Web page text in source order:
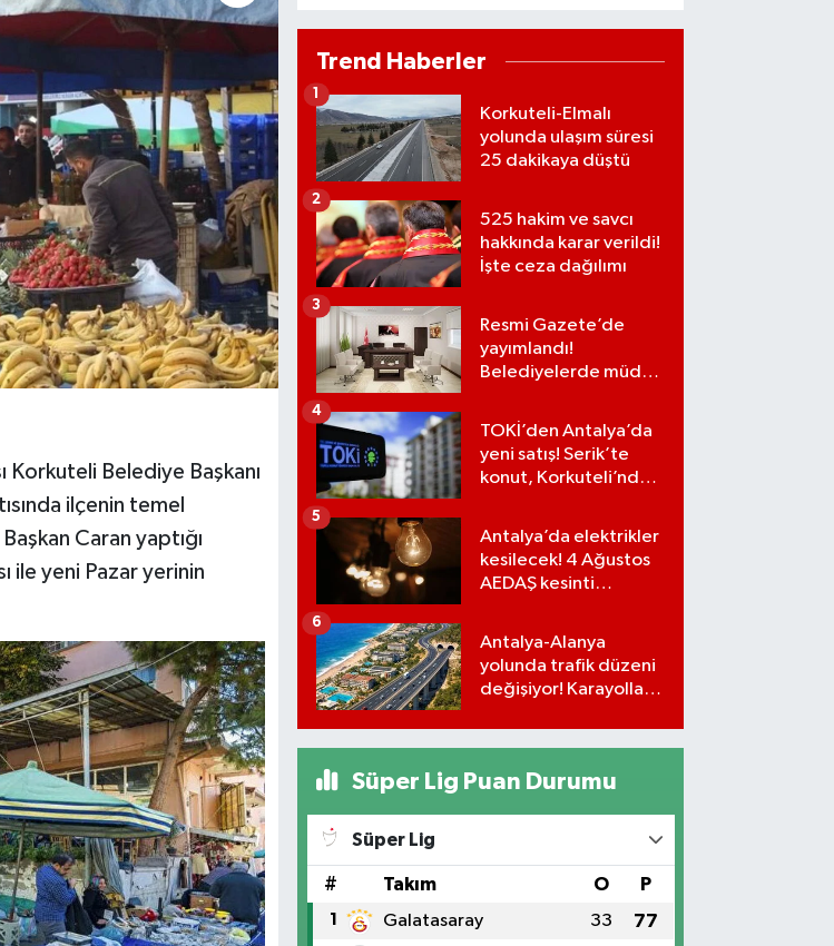
Korkuteli Belediye Başkanı
ilçenin temel
Caran yaptığı
ile yeni Pazar yerinin
Trend Haberler
Korkuteli-Elmalı
yolunda ulaşım süresi
25 dakikaya düştü
1
525 hakim ve savcı
hakkında karar verildi!
İşte ceza dağılımı
2
Resmi Gazete’de
yayımlandı!
Belediyelerde müdür
edilecek
3
TOKİ’den Antalya’da
yeni satış! Serik’te
konut, Korkuteli’nde
4
Antalya’da elektrikler
kesilecek! 4 Ağustos
AEDAŞ kesinti
5
Antalya-Alanya
yolunda trafik düzeni
değişiyor! Karayolları
6
Süper Lig Puan Durumu
Süper Lig
# Takım O P
1 Galatasaray 33 77